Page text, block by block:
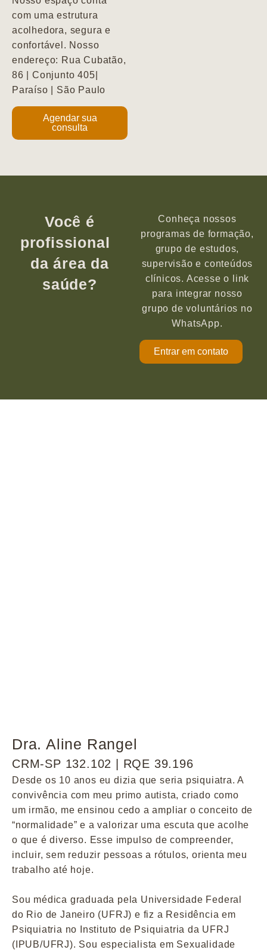
com uma estrutura
acolhedora, segura e
confortável. Nosso
endereço: Rua Cubatão,
86 | Conjunto 405|
Paraíso | São Paulo
Agendar sua
consulta
Você é
profissional
da área da
saúde?
Conheça nossos
programas de formação,
grupo de estudos,
supervisão e conteúdos
clínicos. Acesse o link
para integrar nosso
grupo de voluntários no
WhatsApp.
Entrar em contato
Dra. Aline Rangel
CRM-SP 132.102 | RQE 39.196
Desde os 10 anos eu dizia que seria psiquiatra. A
convivência com meu primo autista, criado como
um irmão, me ensinou cedo a ampliar o conceito de
“normalidade” e a valorizar uma escuta que acolhe
o que é diverso. Esse impulso de compreender,
incluir, sem reduzir pessoas a rótulos, orienta meu
trabalho até hoje.
Sou médica graduada pela Universidade Federal
do Rio de Janeiro (UFRJ) e fiz a Residência em
Psiquiatria no Instituto de Psiquiatria da UFRJ
(IPUB/UFRJ). Sou especialista em Sexualidade